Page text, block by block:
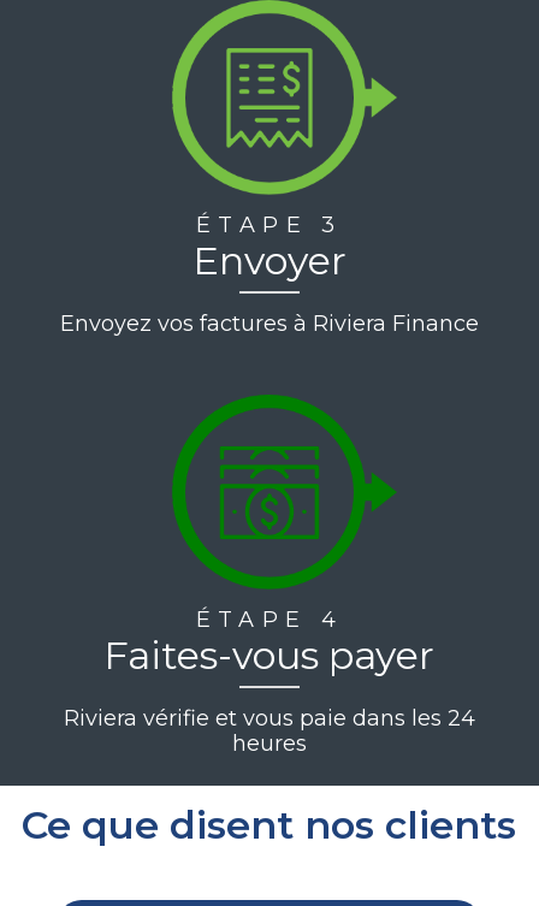
ÉTAPE 3
Envoyer
Envoyez vos factures à Riviera Finance
ÉTAPE 4
Faites-vous payer
Riviera vérifie et vous paie dans les 24
heures
Ce que disent nos clients